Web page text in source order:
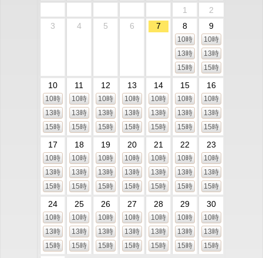
1
2
3
4 5 6 7 8
10時
13時
15時
9
10時
13時
15時
10
10時
13時
15時
11
10時
13時
15時
12
10時
13時
15時
13
10時
13時
15時
14
10時
13時
15時
15
10時
13時
15時
16
10時
13時
15時
17
10時
13時
15時
18
10時
13時
15時
19
10時
13時
15時
20
10時
13時
15時
21
10時
13時
15時
22
10時
13時
15時
23
10時
13時
15時
24
10時
13時
15時
25
10時
13時
15時
26
10時
13時
15時
27
10時
13時
15時
28
10時
13時
15時
29
10時
13時
15時
30
10時
13時
15時